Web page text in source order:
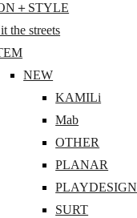
＋STYLE
the streets
NEW
KAMILi
Mab
OTHER
PLANAR
PLAYDESIGN
SURT